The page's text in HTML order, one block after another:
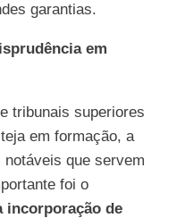
garantias.
em
tribunais superiores
em formação, a
que servem
foi o
incorporação de